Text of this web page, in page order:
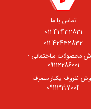
تماس با ما
42432831 011
42432832 011
محصولات ساختمانی :
09112286001
ظروف یکبار مصرف:
09113197004